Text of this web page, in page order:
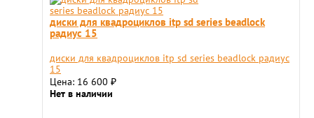
диски для квадроциклов itp sd series beadlock
радиус 15
диски для квадроциклов itp sd series beadlock радиус
15
Цена: 16 600 ₽
Нет в наличии